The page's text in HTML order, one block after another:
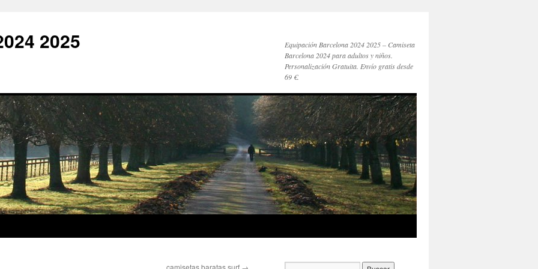
2025
Equipación Barcelona 2024 2025 – Camiseta
Barcelona 2024 para adultos y niños.
Personalización Gratuita. Envío gratis desde
69 €.
camisetas baratas surf →